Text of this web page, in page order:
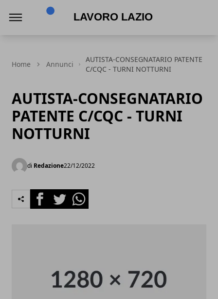
Home Annunci
AUTISTA-CONSEGNATARIO PATENTE
C/CQC - TURNI NOTTURNI
AUTISTA-CONSEGNATARIO
PATENTE C/CQC - TURNI
NOTTURNI
di Redazione22/12/2022
FacebookTwitterWhatsapp